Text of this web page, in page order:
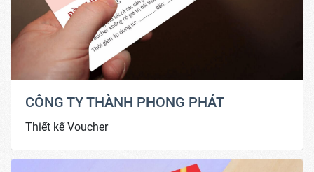
CÔNG TY THÀNH PHONG PHÁT
Thiết kế Voucher